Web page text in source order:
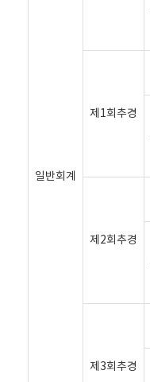
일반회계
제1회추경
제2회추경
제3회추경